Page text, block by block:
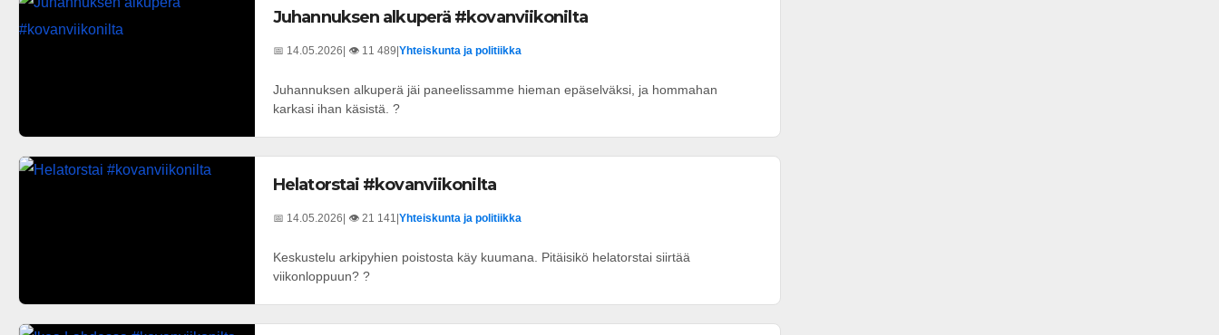
Juhannuksen alkuperä #kovanviikonilta
📅 14.05.2026 | 👁️ 11 489 Yhteiskunta ja politiikka
Juhannuksen alkuperä jäi paneelissamme hieman epäselväksi, ja hommahan
karkasi ihan käsistä. ?
Helatorstai #kovanviikonilta
📅 14.05.2026 | 👁️ 21 141 Yhteiskunta ja politiikka
Keskustelu arkipyhien poistosta käy kuumana. Pitäisikö helatorstai siirtää
viikonloppuun? ?